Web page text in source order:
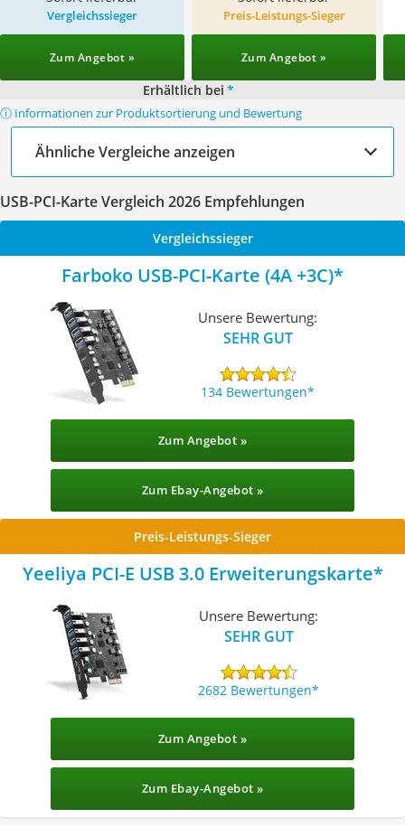
Vergleichssieger
Zum Angebot »
Preis-Leistungs-Sieger
Zum Angebot »
Erhältlich bei *
ⓘ Informationen zur Produktsortierung und Bewertung
Ähnliche Vergleiche anzeigen
USB-PCI-Karte Vergleich 2026 Empfehlungen
Vergleichssieger
Farboko USB-PCI-Karte (4A +3C)
Unsere Bewertung:
SEHR GUT
134 Bewertungen
Zum Angebot »
Zum Ebay-Angebot »
Preis-Leistungs-Sieger
Yeeliya PCI-E USB 3.0 Erweiterungskarte
Unsere Bewertung:
SEHR GUT
2682 Bewertungen
Zum Angebot »
Zum Ebay-Angebot »